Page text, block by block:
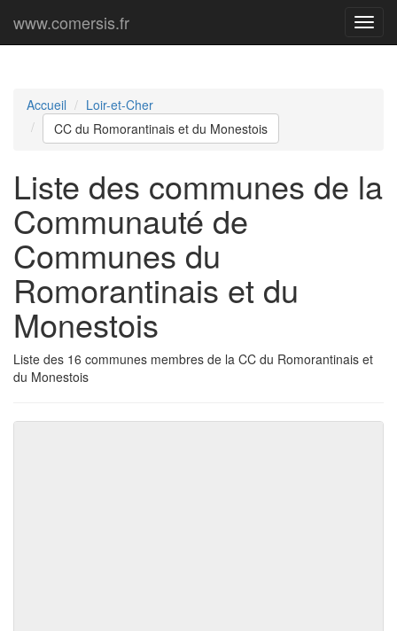
Menu
www.comersis.fr
Accueil
Loir-et-Cher
CC du Romorantinais et du Monestois
Liste des communes de la
Communauté de
Communes du
Romorantinais et du
Monestois
Liste des 16 communes membres de la CC du Romorantinais et
du Monestois